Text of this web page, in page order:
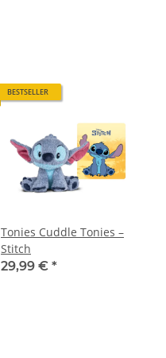
BESTSELLER
Tonies Cuddle Tonies –
Stitch
29,99 € *